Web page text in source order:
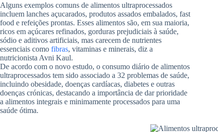
Alguns exemplos comuns de alimentos ultraprocessados ​​
incluem lanches açucarados, produtos assados ​​embalados, fast
food e refeições prontas. Esses alimentos são, em sua maioria,
ricos em açúcares refinados, gorduras prejudiciais à saúde,
sódio e aditivos artificiais, mas carecem de nutrientes
essenciais como fibras, vitaminas e minerais, diz a
nutricionista Avni Kaul.
De acordo com o novo estudo, o consumo diário de alimentos
ultraprocessados ​​tem sido associado a 32 problemas de saúde,
incluindo obesidade, doenças cardíacas, diabetes e outras
doenças crónicas, destacando a importância de dar prioridade
a alimentos integrais e minimamente processados ​​para uma
saúde ótima.